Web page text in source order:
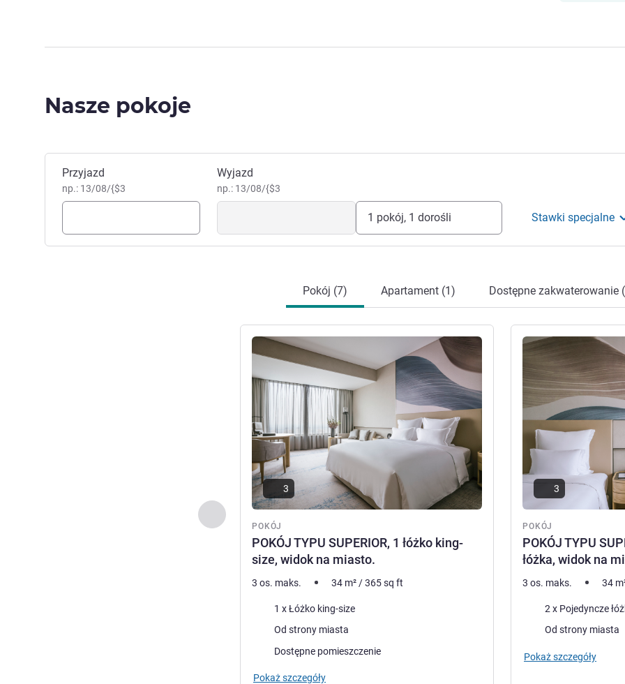
身锻炼，还是亲友欢聚，皆可在此从容切换，全力以赴，或放松休憩，
欢迎莅临上海卓越铂尔曼大酒店这方动静相宜的天地。 在这里，每一
次互动，每一次对谈抵达心境。 全力以赴，或放松休憩，任您选择。
Nasze pokoje
Zarezerwuj ten hotel
Przyjazd
np.: 13/08/{$3
Wyjazd
np.: 13/08/{$3
1 pokój, 1 dorośli Stawki specjalne
Pokój (7) Apartament (1) Dostępne zakwaterowanie
Poprzedni - Pokój
POKÓJ
POKÓJ TYPU SUPERIOR, 1 łóżko king-
size, widok na miasto.
Pokaż szczegóły
3
3 os. maks. 34 m² /365sq ft
Pościel1 x Łóżko king-size
Widoki:Od strony miasta
Dostępne pomieszczenie
Pokaż szczegóły
POKÓJ
POKÓJ TYPU
łóżka, widok na
Pokaż szczegóły
3
3 os. maks. 34
Pościel2 x Pojedyncze
Widoki:Od strony miasta
Pokaż szczegóły